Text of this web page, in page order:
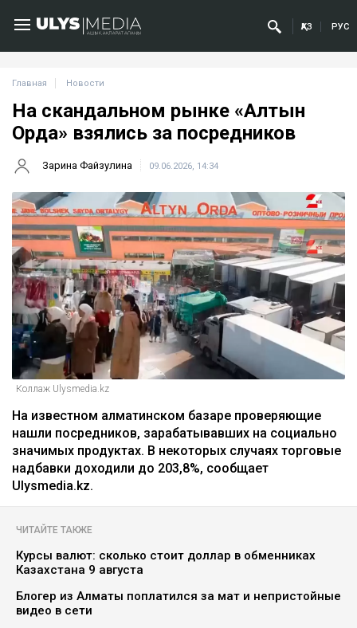
ҚАЗ РУС
Главная Новости
На скандальном рынке «Алтын
Орда» взялись за посредников
Зарина Файзулина 09.06.2026, 14:34
Коллаж Ulysmedia.kz
На известном алматинском базаре проверяющие
нашли посредников, зарабатывавших на социально
значимых продуктах. В некоторых случаях торговые
надбавки доходили до 203,8%, сообщает
Ulysmedia.kz.
ЧИТАЙТЕ ТАКЖЕ
Курсы валют: сколько стоит доллар в обменниках
Казахстана 9 августа
Блогер из Алматы поплатился за мат и непристойные
видео в сети